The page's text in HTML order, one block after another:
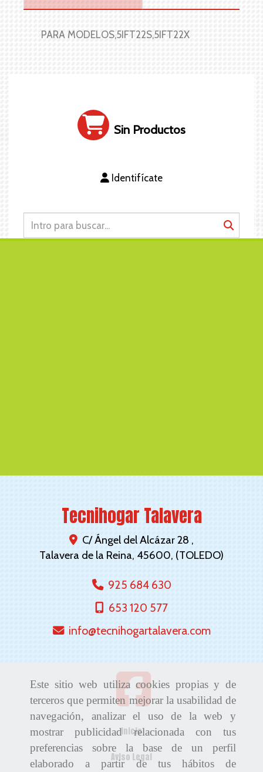
Este sitio web utiliza cookies propias y de
terceros que permiten mejorar la usabilidad de
navegación, analizar el uso de la web y
mostrar publicidad relacionada con tus
preferencias sobre la base de un perfil
elaborado a partir de tus hábitos de
PARA MODELOS,5IFT22S,5IFT22X
Sin Productos
Identifícate
Tecnihogar Talavera
C/ Ángel del Alcázar 28 ,
Talavera de la Reina, 45600, (TOLEDO)
925 684 630
653 120 577
info
tecnihogartalavera.com
Inicio
Aviso Legal